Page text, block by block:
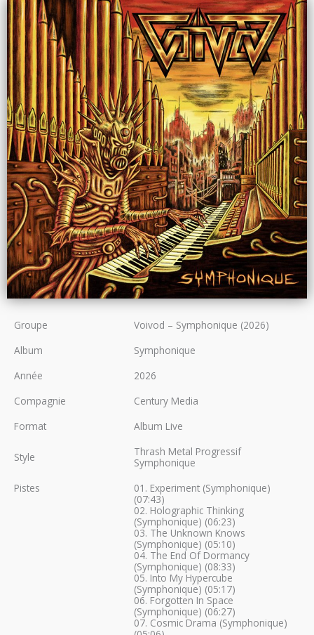
Groupe
Voivod – Symphonique (2026)
Album
Symphonique
Année
2026
Compagnie
Century Media
Format
Album Live
Style
Thrash Metal Progressif
Symphonique
Pistes
01. Experiment (Symphonique)
(07:43)
02. Holographic Thinking
(Symphonique) (06:23)
03. The Unknown Knows
(Symphonique) (05:10)
04. The End Of Dormancy
(Symphonique) (08:33)
05. Into My Hypercube
(Symphonique) (05:17)
06. Forgotten In Space
(Symphonique) (06:27)
07. Cosmic Drama (Symphonique)